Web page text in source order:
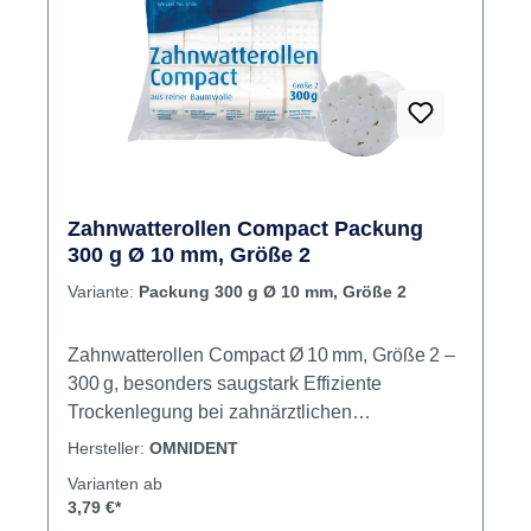
schnell positionieren, nehmen zuverlässig
Speichel und Feuchtigkeit auf und tragen so zu
einem sauberen und effizienten
Behandlungsablauf bei. Inhalt: 300 g
Watterollen, Größe 1 Jetzt bestellen Jetzt smart
Zahnwatterollen online bei dentalkiosk.de
Zahnwatterollen Compact Packung
300 g Ø 10 mm, Größe 2
Variante: Packung 300 g Ø 10 mm, Größe 2
Zahnwatterollen Compact Ø 10 mm, Größe 2 –
300 g, besonders saugstark Effiziente
Trockenlegung bei zahnärztlichen
Behandlungen: Die Zahnwatterollen Compact
verlängerte Saugkraft im Vergleich zu
Hersteller: OMNIDENT
Varianten ab
3,79 €*